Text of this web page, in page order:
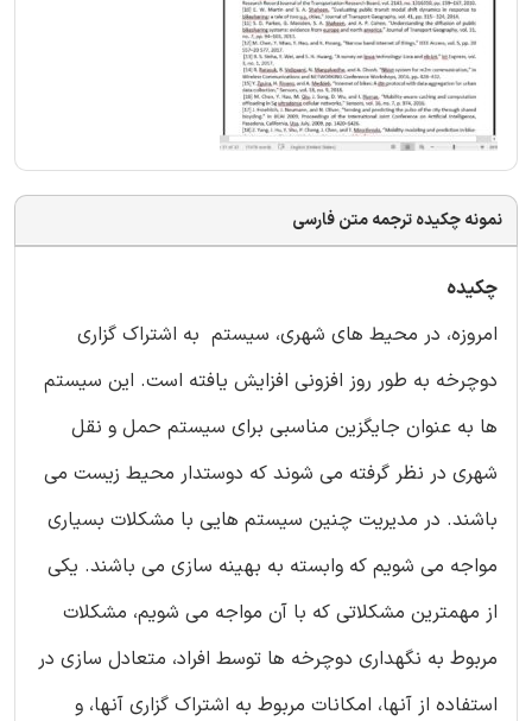
نمونه چکیده ترجمه متن فارسی
چکیده
امروزه، در محیط های شهری، سیستم به اشتراک گزاری
دوچرخه به طور روز افزونی افزایش یافته است. این سیستم
ها به عنوان جایگزین مناسبی برای سیستم حمل و نقل
شهری در نظر گرفته می شوند که دوستدار محیط زیست می
باشند. در مدیریت چنین سیستم هایی با مشکلات بسیاری
مواجه می شویم که وابسته به بهینه سازی می باشند. یکی
از مهمترین مشکلاتی که با آن مواجه می شویم، مشکلات
مربوط به نگهداری دوچرخه ها توسط افراد، متعادل سازی در
استفاده از آنها، امکانات مربوط به اشتراک گزاری آنها، و